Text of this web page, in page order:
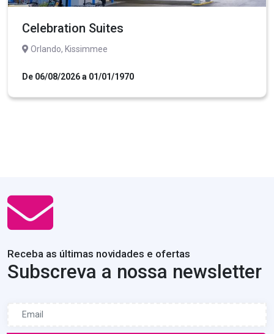
Celebration Suites
Orlando, Kissimmee
De 06/08/2026 a 01/01/1970
Receba as últimas novidades e ofertas
Subscreva a nossa newsletter